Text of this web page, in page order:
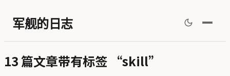
军舰的日志
13 篇文章带有标签 “skill”